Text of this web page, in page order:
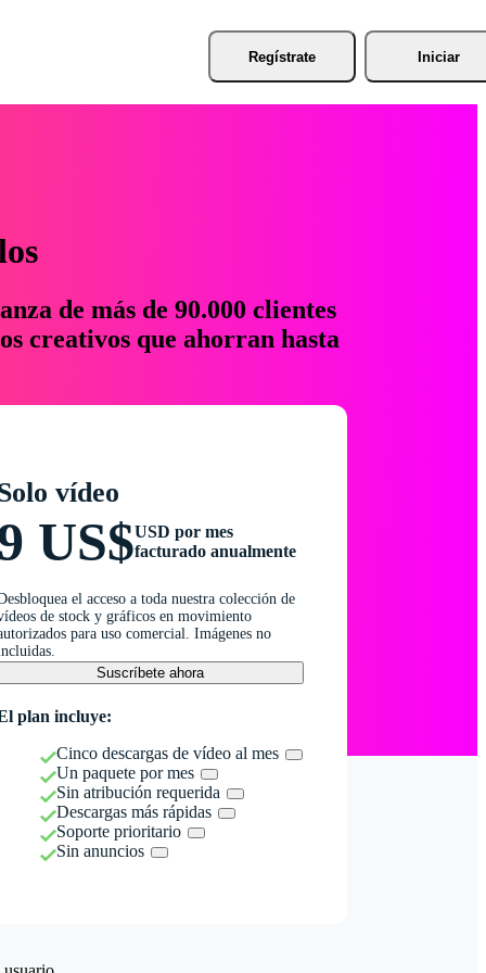
Regístrate Iniciar
de más de 90.000 clientes
creativos que ahorran hasta
vídeo
US$USD por mes
facturado anualmente
el acceso a toda nuestra colección de
de stock y gráficos en movimiento
para uso comercial. Imágenes no
Suscríbete ahora
plan incluye:
Cinco descargas de vídeo al mes
Un paquete por mes
Sin atribución requerida
Descargas más rápidas
Soporte prioritario
Sin anuncios